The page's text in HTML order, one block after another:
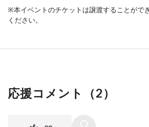
※本イベントのチケットは譲渡することがで
ください。
応援コメント（2）